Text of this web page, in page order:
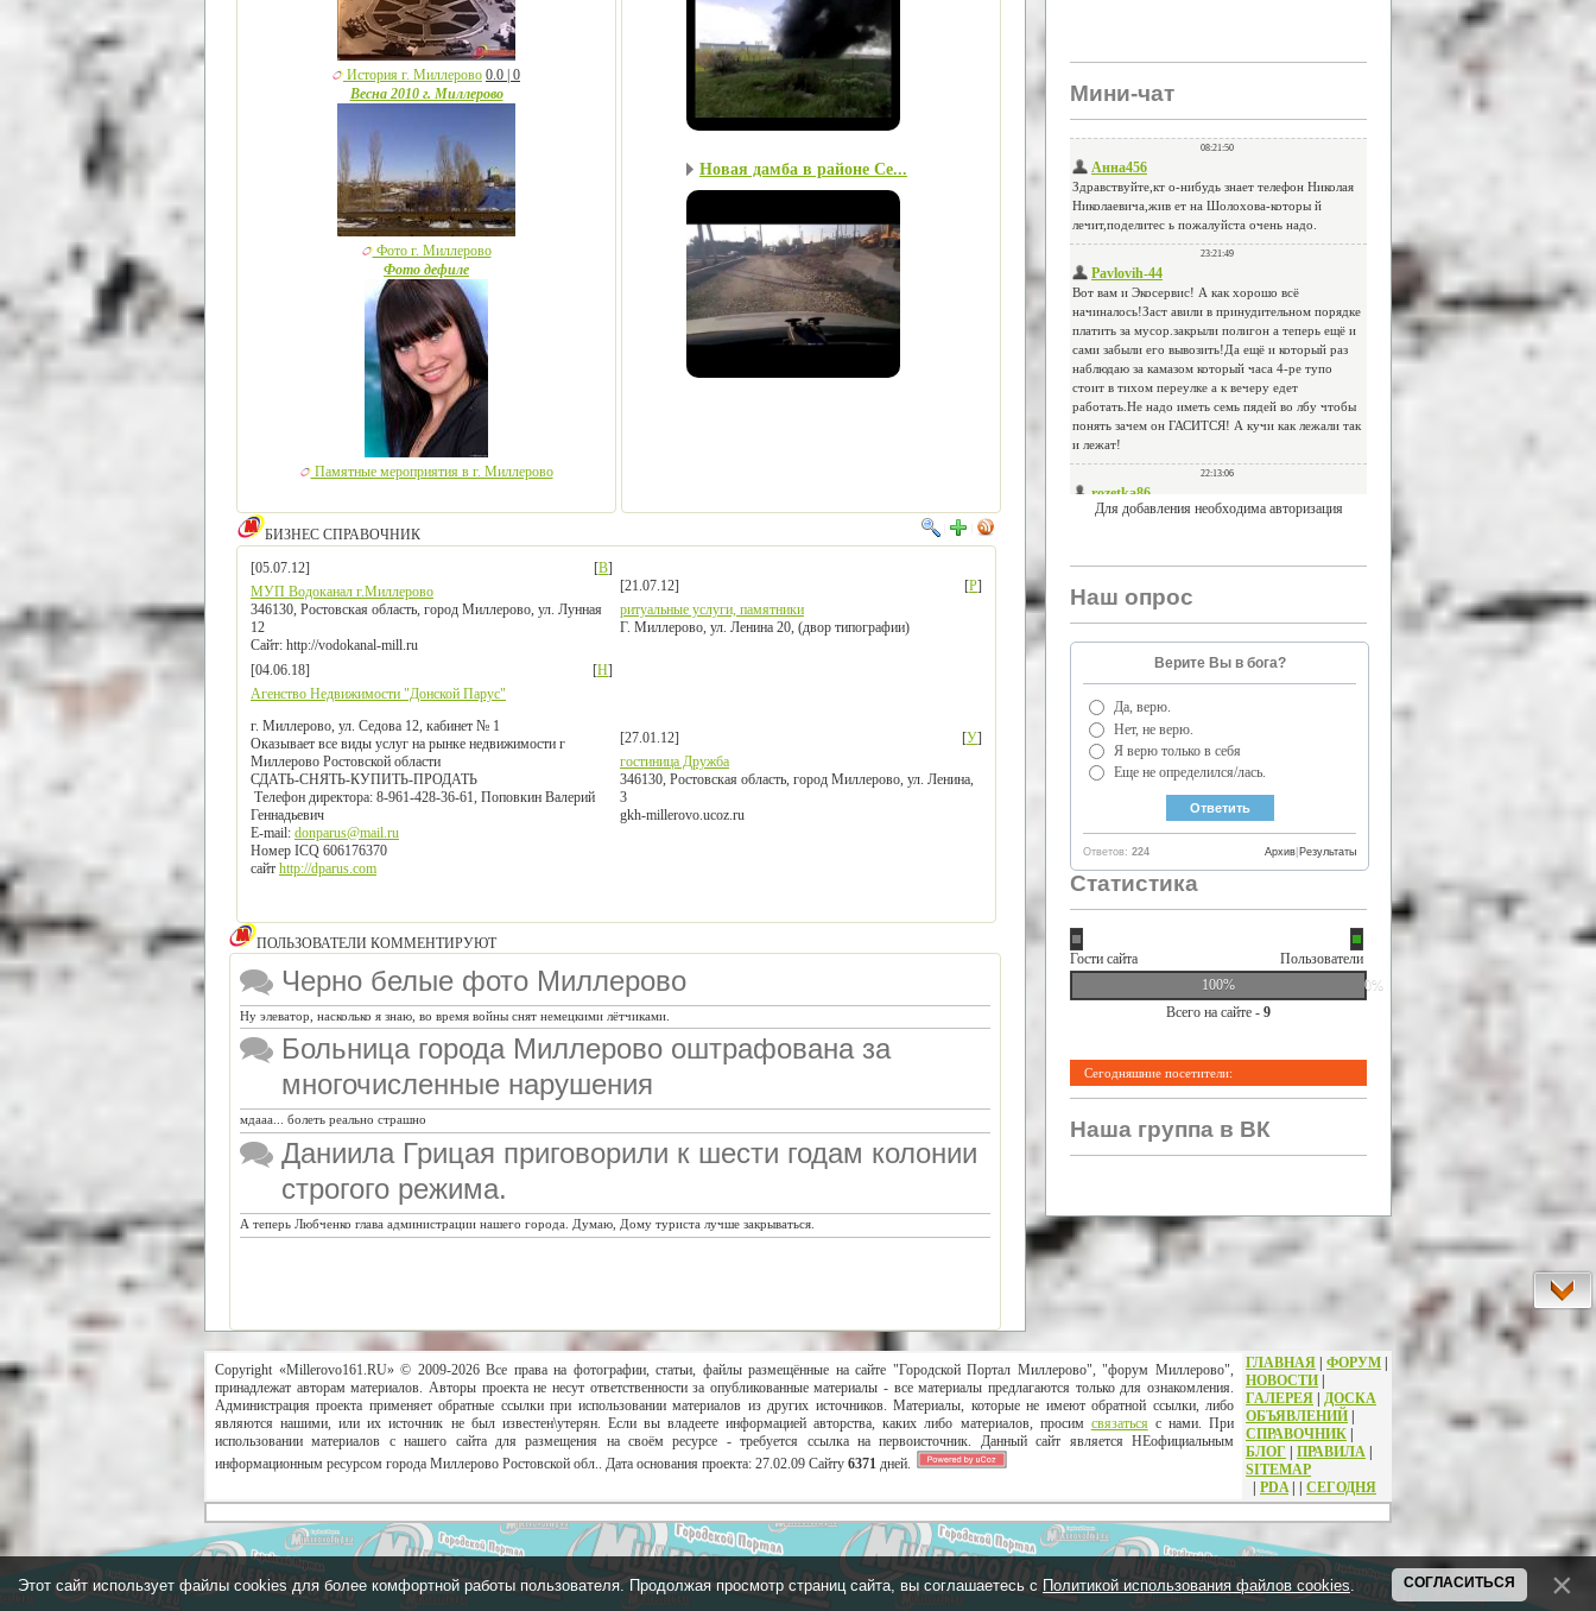
Новая дамба в районе Се...
История г. Миллерово 0.0 | 0
Весна 2010 г. Миллерово
Фото г. Миллерово
Фото дефиле
Памятные мероприятия в г. Миллерово
БИЗНЕС СПРАВОЧНИК
[05.07.12]
[В]
МУП Водоканал г.Миллерово
346130, Ростовская область, город Миллерово, ул. Лунная
12
Сайт: http://vodokanal-mill.ru
[21.07.12] [Р]
ритуальные услуги, памятники
Г. Миллерово, ул. Ленина 20, (двор типографии)
[04.06.18] [Н]
Агенство Недвижимости "Донской Парус"
г. Миллерово, ул. Седова 12 , кабинет № 1
Оказывает все виды услуг на рынке недвижимости г
Миллерово Ростовской области
СДАТЬ-СНЯТЬ-КУПИТЬ-ПРОДАТЬ
Телефон директора: 8-961-428-36-61 , Поповкин Валерий
Геннадьевич
E-mail: donparus@mail.ru
Номер ICQ 606176370
сайт http://dparus.com
[27.01.12] [У]
гостиница Дружба
346130, Ростовская область, город Миллерово, ул. Ленина,
3
gkh-millerovo.ucoz.ru
ПОЛЬЗОВАТЕЛИ КОММЕНТИРУЮТ
Черно белые фото Миллерово
Ну элеватор, насколько я знаю, во время войны снят немецкими лётчиками.
Больница города Миллерово оштрафована за
многочисленные нарушения
мдааа... болеть реально страшно
Даниила Грицая приговорили к шести годам колонии
строгого режима.
А теперь Любченко глава администрации нашего города. Думаю, Дому туриста лучше закрываться.
Мини-чат
Для добавления необходима авторизация
Наш опрос
Верите Вы в бога?
Да, верю.
Нет, не верю.
Я верю только в себя
Еще не определился/лась.
Ответов: 224 Результаты
Архив
Статистика
Гости сайта
Пользователи
100%
0%
Всего на сайте - 9
Сегодняшние посетители:
Наша группа в ВК
Copyright «Millerovo161.RU» © 2009-2026 Все права на фотографии, статьи, файлы размещённые на сайте "Городской Портал Миллерово", "форум Миллерово",
принадлежат авторам материалов. Авторы проекта не несут ответственности за опубликованные материалы - все материалы предлагаются только для ознакомления.
Администрация проекта применяет обратные ссылки при использовании материалов из других источников. Материалы, которые не имеют обратной ссылки, либо
являются нашими, или их источник не был известен\утерян. Если вы владеете информацией авторства, каких либо материалов, просим связатьсяс нами. При
использовании материалов с нашего сайта для размещения на своём ресурсе - требуется ссылка на первоисточник. Данный сайт является НЕофициальным
информационным ресурсом города Миллерово Ростовской обл.. Дата основания проекта: 27.02.09 Сайту 6371 дней.
ГЛАВНАЯ | ФОРУМ |
НОВОСТИ |
ГАЛЕРЕЯ | ДОСКА
ОБЪЯВЛЕНИЙ |
СПРАВОЧНИК |
БЛОГ | ПРАВИЛА |
SITEMAP
| PDA | | СЕГОДНЯ
Этот сайт использует файлы cookies для более комфортной работы пользователя. Продолжая просмотр страниц сайта, вы соглашаетесь с Политикой использования файлов cookies СОГЛАСИТЬСЯ